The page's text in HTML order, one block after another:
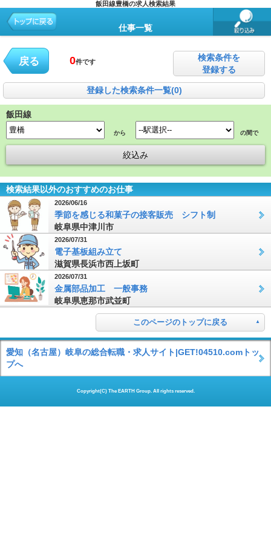
飯田線豊橋の求人検索結果
仕事一覧
戻る 0件です
検索条件を
登録する
登録した検索条件一覧(0)
飯田線
から の間で
検索結果以外のおすすめのお仕事
2026/06/16
季節を感じる和菓子の接客販売 シフト制
岐阜県中津川市
2026/07/31
電子基板組み立て
滋賀県長浜市西上坂町
2026/07/31
金属部品加工 一般事務
岐阜県恵那市武並町
このページのトップに戻る
愛知（名古屋）岐阜の総合転職・求人サイト|GET!04510.comトッ
プへ
Copyright(C) The EARTH Group. All rights reserved.